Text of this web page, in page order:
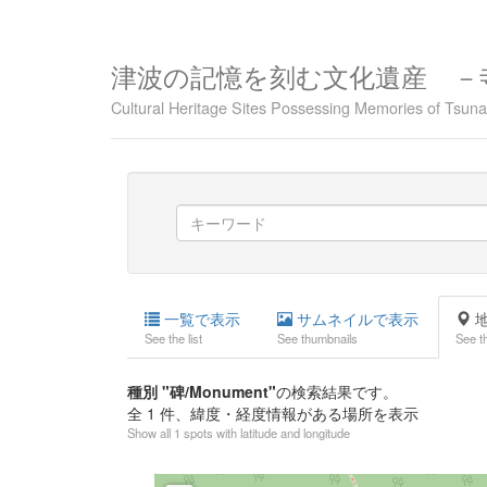
津波の記憶を刻む文化遺産 －
Cultural Heritage Sites Possessing Memories of
一覧で表示
See the list
サムネイルで表示
See thumbnails See
種別 "碑/Monument"の検索結果です。
全 1 件、緯度・経度情報がある場所を表示
Show all 1 spots with latitude and longitude